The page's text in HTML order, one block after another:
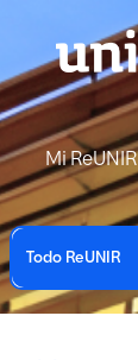
Mi ReUNIR
Todo ReUNIR